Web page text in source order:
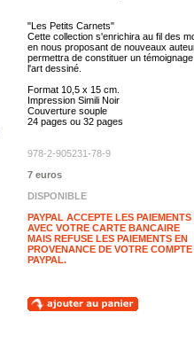
"Les Petits Carnets"
Cette collection s'enrichira au fil des
en nous proposant de nouveaux
permettra de constituer un
l'art dessiné.
Format 10,5 x 15 cm.
Impression Simili Noir
Couverture souple
24 pages ou 32 pages
978-2-905231-78-9
7 euros
DISPONIBLE
PAYPAL ACCEPTE LES PAIEMENTS
AVEC VOTRE CARTE BANCAIRE
MAIS REFUSE LES PAIEMENTS EN
PROVENANCE DE VOTRE COMPTE
PAYPAL.